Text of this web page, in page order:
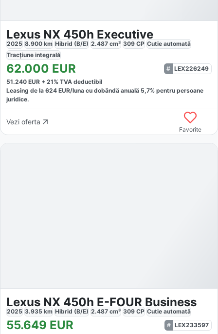
Lexus NX 450h Executive
2025 8.900 km Hibrid (B/E) 2.487 cm³ 309 CP Cutie automată
Tracțiune integrală
62.000 EUR
LEX226249
51.240 EUR + 21% TVA deductibil
Leasing de la 624 EUR/luna cu dobăndă anuală 5,7% pentru persoane
juridice.
Vezi oferta
Favorite
Lexus NX 450h E-FOUR Business
2025 3.935 km Hibrid (B/E) 2.487 cm³ 309 CP Cutie automată
55.649 EUR
LEX233597